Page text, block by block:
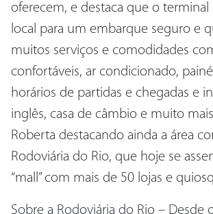
oferecem, e destaca que o
local para um embarque seguro e
muitos serviços e comodidades
confortáveis, ar condicionado,
horários de partidas e chegadas e
inglês, casa de câmbio e muito
Roberta destacando ainda a área
Rodoviária do Rio, que hoje se
“mall” com mais de 50 lojas e
Sobre a Rodoviária do Rio – Desde